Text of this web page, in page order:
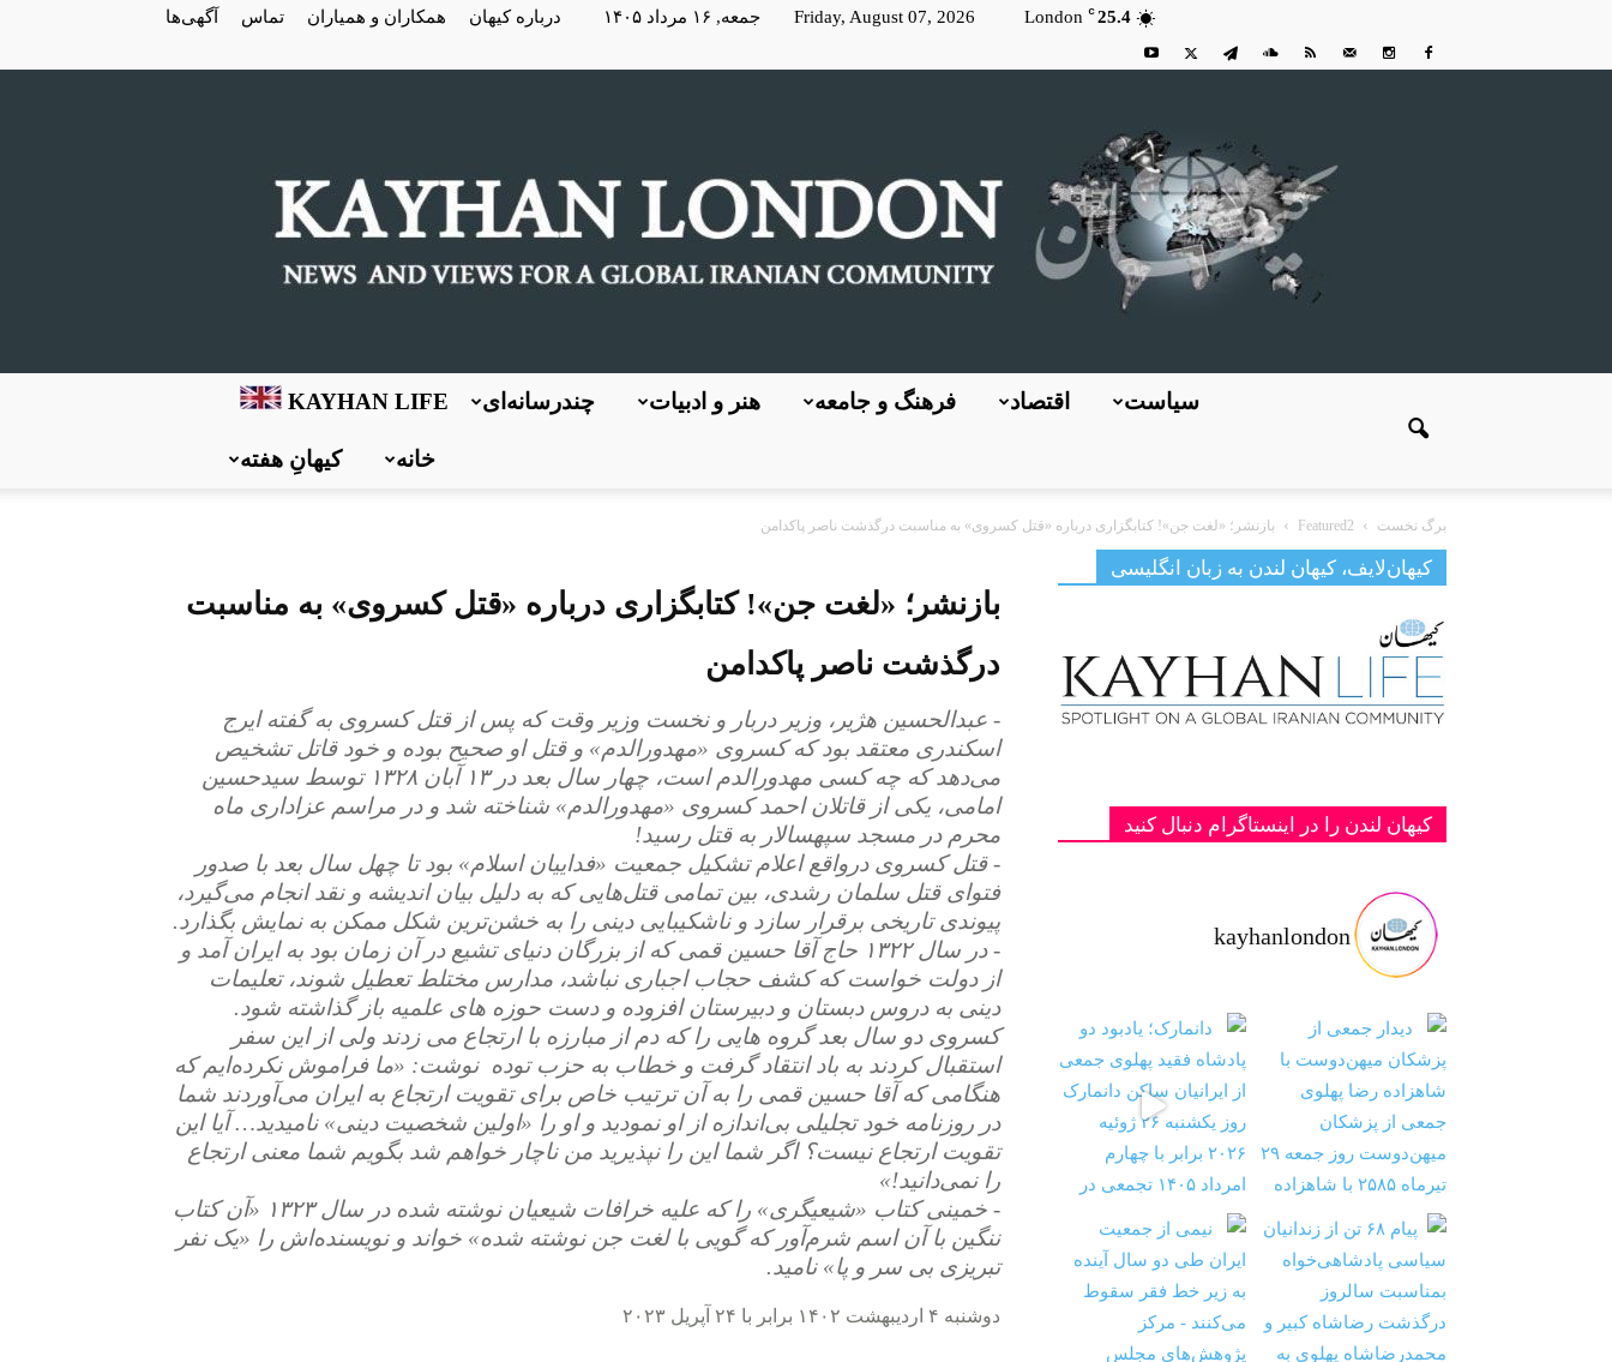
25.4
C
London Friday, August 07, 2026 جمعه, ۱۶ مرداد ۱۴۰۵ درباره کیهان همکاران و همیاران تماس آگهی‌ها
کیهان
لندن
KAYHAN LIFE چندرسانه‌ای هنر و ادبیات فرهنگ و جامعه اقتصاد سیاست
کیهانِ هفته خانه
برگ نخست Featured2 بازنشر؛ «لغت جن»! کتابگزاری درباره «قتل کسروی» به مناسبت درگذشت ناصر پاکدامن
بازنشر؛ «لغت جن»! کتابگزاری درباره «قتل کسروی» به مناسبت
درگذشت ناصر پاکدامن
- عبدالحسین هژیر، وزیر دربار و نخست وزیر وقت که پس از قتل کسروی به گفته ایرج
اسکندری معتقد بود که کسروی «مهدورالدم» و قتل او صحیح بوده و خود قاتل تشخیص
می‌دهد که چه کسی مهدورالدم است، چهار سال بعد در ۱۳ آبان ۱۳۲۸ توسط سیدحسین
امامی، یکی از قاتلان احمد کسروی «مهدورالدم» شناخته شد و در مراسم عزاداری ماه
محرم در مسجد سپهسالار به قتل رسید!
- قتل کسروی درواقع اعلام تشکیل جمعیت «فداییان اسلام» بود تا چهل سال بعد با صدور
فتوای قتل سلمان رشدی، بین تمامی قتل‌هایی که به دلیل بیان اندیشه و نقد انجام می‌گیرد،
پیوندی تاریخی برقرار سازد و ناشکیبایی دینی را به خشن‌ترین شکل ممکن به نمایش بگذارد.
- در سال ۱۳۲۲ حاج آقا حسین قمی که از بزرگان دنیای تشیع در آن زمان بود به ایران آمد و
از دولت خواست که کشف حجاب اجباری نباشد، مدارس مختلط تعطیل شوند، تعلیمات
دینی به دروس دبستان و دبیرستان افزوده و دست حوزه های علمیه باز گذاشته شود.
کسروی دو سال بعد گروه هایی را که دم از مبارزه با ارتجاع می زدند ولی از این سفر
استقبال کردند به باد انتقاد گرفت و خطاب به حزب توده نوشت: «ما فراموش نکرده‌ایم که
هنگامی که آقا حسین قمی را به آن ترتیب خاص برای تقویت ارتجاع به ایران می‌آوردند شما
در روزنامه خود تجلیلی بی‌اندازه از او نمودید و او را «اولین شخصیت دینی» نامیدید… آیا این
تقویت ارتجاع نیست؟ اگر شما این را نپذیرید من ناچار خواهم شد بگویم شما معنی ارتجاع
را نمی‌دانید!»
- خمینی کتاب «شیعیگری» را که علیه خرافات شیعیان نوشته شده در سال ۱۳۲۳ «آن کتاب
ننگین با آن اسم شرم‌آور که گویی با لغت جن نوشته شده» خواند و نویسنده‌اش را «یک نفر
تبریزی بی سر و پا» نامید.
دوشنبه ۴ اردیبهشت ۱۴۰۲ برابر با ۲۴ آپریل ۲۰۲۳
کیهان‌لایف، کیهان لندن به زبان انگلیسی
کیهان لندن را در اینستاگرام دنبال کنید
kayhanlondon
‏‏‏ ‏‏ ‏ دانمارک؛ یادبود دو پادشاه فقید پهلوی ج
‏‏‏ ‏‏ ‏ نیمی از جمعیت ایران طی دو سال آینده به ز